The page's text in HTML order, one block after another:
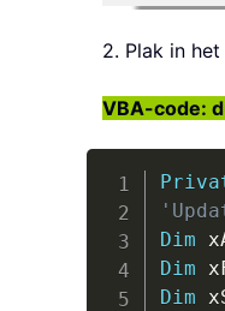
2. Plak in
VBA-code:
Dim
Dim
Dim